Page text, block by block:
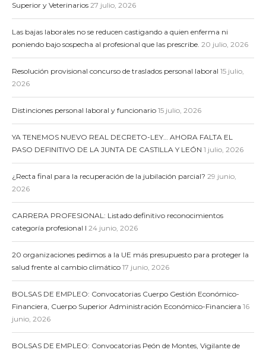
Superior y Veterinarios 27 julio, 2026
Las bajas laborales no se reducen castigando a quien enferma ni
poniendo bajo sospecha al profesional que las prescribe. 20 julio, 2026
Resolución provisional concurso de traslados personal laboral 15 julio,
2026
Distinciones personal laboral y funcionario 15 julio, 2026
YA TENEMOS NUEVO REAL DECRETO-LEY… AHORA FALTA EL
PASO DEFINITIVO DE LA JUNTA DE CASTILLA Y LEÓN 1 julio, 2026
¿Recta final para la recuperación de la jubilación parcial? 29 junio,
2026
CARRERA PROFESIONAL: Listado definitivo reconocimientos
categoría profesional I 24 junio, 2026
20 organizaciones pedimos a la UE más presupuesto para proteger la
salud frente al cambio climático 17 junio, 2026
BOLSAS DE EMPLEO: Convocatorias Cuerpo Gestión Económico-
Financiera, Cuerpo Superior Administración Económico-Financiera 16
junio, 2026
BOLSAS DE EMPLEO: Convocatorias Peón de Montes, Vigilante de